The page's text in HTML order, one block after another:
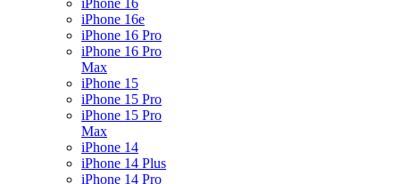
iPhone 16
iPhone 16e
iPhone 16 Pro
iPhone 16 Pro
Max
iPhone 15
iPhone 15 Pro
iPhone 15 Pro
Max
iPhone 14
iPhone 14 Plus
iPhone 14 Pro